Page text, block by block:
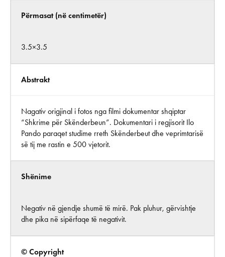
Përmasat (në centimetër)
3.5×3.5
Abstrakt
Nagativ origjinal i fotos nga filmi dokumentar shqiptar
“Shkrime për Skënderbeun”. Dokumentari i regjisorit Ilo
Pando paraqet studime rreth Skënderbeut dhe veprimtarisë
së tij me rastin e 500 vjetorit.
Shënime
Negativ në gjendje shumë të mirë. Pak pluhur, gërvishtje
dhe pika në sipërfaqe të negativit.
© Copyright